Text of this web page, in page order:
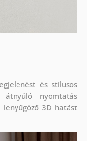
és stílusos
nyomtatás
3D hatást